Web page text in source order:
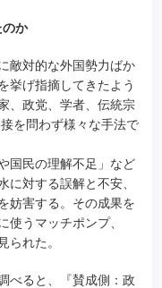
か
敵対的な外国勢力ばか
挙げ指摘してきたよう
、政党、学者、伝統宗
を問わず様々な手法で
国民の理解不足」など
に対する誤解と不安、
妨害する。その成果を
使うマッチポンプ、
られた。
べると、『賛成側：政